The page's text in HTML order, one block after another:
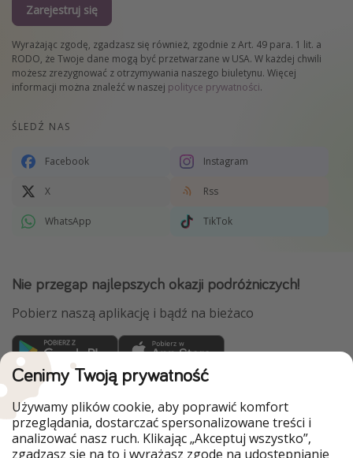
Zarejestruj się
Wyrażając zgodę, zgadzasz się również, zgodnie z Art. 49 para. 1 lit. a
RODO, że Twoje dane mogą być przetwarzane w USA. W każdej chwili
możesz zrezygnować z otrzymywania naszego biuletynu. Więcej
informacji można znaleźć w naszej polityce prywatności.
ŚLEDŹ NAS
Facebook Instagram
X Rss
WhatsApp TikTok
Nie przegap najlepszych okazji podróżniczych!
Pobierz naszą aplikację i bądź na bieżaco
WakacyjniPiraci są częścią Grupy HolidayPirates
Nasze rynki
PiratinViaggio
HolidayPirates
Cenimy Twoją prywatność
Używamy plików cookie, aby poprawić komfort
przeglądania, dostarczać spersonalizowane treści i
analizować nasz ruch. Klikając „Akceptuj wszystko”,
zgadzasz się na to i wyrażasz zgodę na udostępnianie